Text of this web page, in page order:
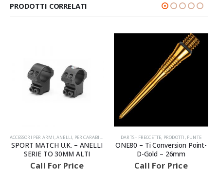
PRODOTTI CORRELATI
,PRODOTTI
ACCESSORI PER ARMI,ANELLI, PER CARABINA PRODOTTI
SPORT MATCH U.K. – ANELLI
SERIE TO 30MM ALTI
Call For Price
DARTS - FRECCETTE, PRODOTTI, PUNTE
ONE80 – Ti Conversion Point-
D-Gold – 26mm
Call For Price
AVVISIAMO LA GENTILE CLIENTELA